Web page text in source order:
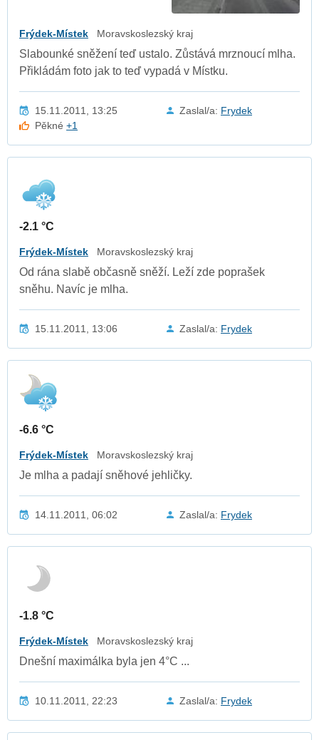
Frýdek-Místek Moravskoslezský kraj
Slabounké sněžení teď ustalo. Zůstává mrznoucí mlha.
Přikládám foto jak to teď vypadá v Místku.
15.11.2011, 13:25 Zaslal/a: Frydek
Pěkné+1
-2.1 °C
Frýdek-Místek Moravskoslezský kraj
Od rána slabě občasně sněží. Leží zde poprašek
sněhu. Navíc je mlha.
15.11.2011, 13:06 Zaslal/a: Frydek
-6.6 °C
Frýdek-Místek Moravskoslezský kraj
Je mlha a padají sněhové jehličky.
14.11.2011, 06:02 Zaslal/a: Frydek
-1.8 °C
Frýdek-Místek Moravskoslezský kraj
Dnešní maximálka byla jen 4°C ...
10.11.2011, 22:23 Zaslal/a: Frydek